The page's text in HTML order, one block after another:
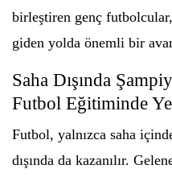
birleştiren genç
giden yolda önemli bir
Saha Dışında
Futbol Eğitiminde
Futbol, yalnızca saha
dışında da kazanılır.